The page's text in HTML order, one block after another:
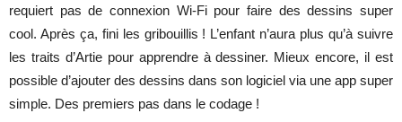
requiert pas de connexion Wi-Fi pour faire des dessins super
cool. Après ça, fini les gribouillis ! L’enfant n’aura plus qu’à suivre
les traits d’Artie pour apprendre à dessiner. Mieux encore, il est
possible d’ajouter des dessins dans son logiciel via une app super
simple. Des premiers pas dans le codage !